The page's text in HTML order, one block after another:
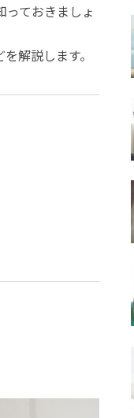
ておきましょ
解説します。